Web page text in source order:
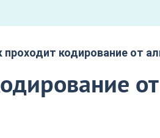
проходит кодирование от